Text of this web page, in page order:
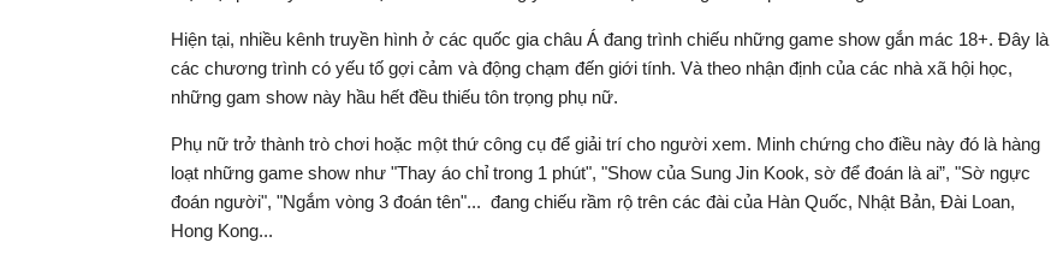
Hiện tại, nhiều kênh truyền hình ở các quốc gia châu Á đang trình chiếu những game show gắn mác 18+. Đây là
các chương trình có yếu tố gợi cảm và động chạm đến giới tính. Và theo nhận định của các nhà xã hội học,
những gam show này hầu hết đều thiếu tôn trọng phụ nữ.
Phụ nữ trở thành trò chơi hoặc một thứ công cụ để giải trí cho người xem. Minh chứng cho điều này đó là hàng
loạt những game show như "Thay áo chỉ trong 1 phút", "Show của Sung Jin Kook, sờ để đoán là ai”, "Sờ ngực
đoán người", "Ngắm vòng 3 đoán tên"... đang chiếu rầm rộ trên các đài của Hàn Quốc, Nhật Bản, Đài Loan,
Hong Kong...